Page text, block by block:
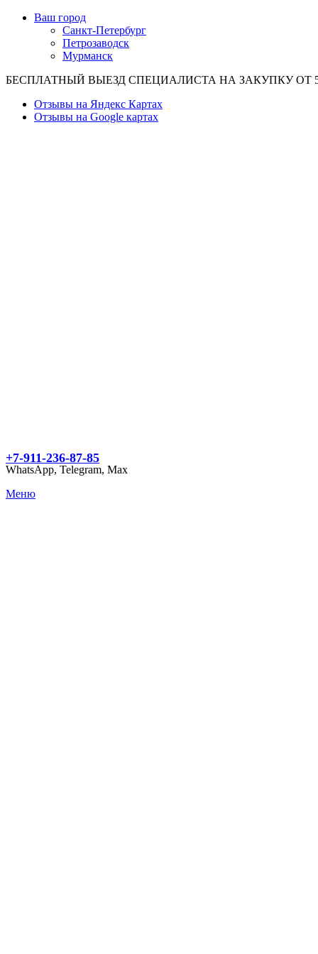
Ваш город
Санкт-Петербург
Петрозаводск
Мурманск
БЕСПЛАТНЫЙ ВЫЕЗД СПЕЦИАЛИСТА НА ЗАКУПКУ ОТ
Отзывы на Яндекс Картах
Отзывы на Google картах
+7-911-236-87-85
WhatsApp, Telegram, Max
Меню